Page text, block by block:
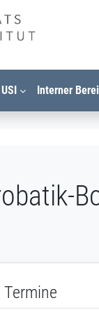
Interner
Termine